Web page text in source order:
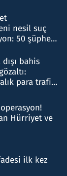
nesil suç
50 şüpheli
bahis
para trafiği
Hürriyet ve
ilk kez